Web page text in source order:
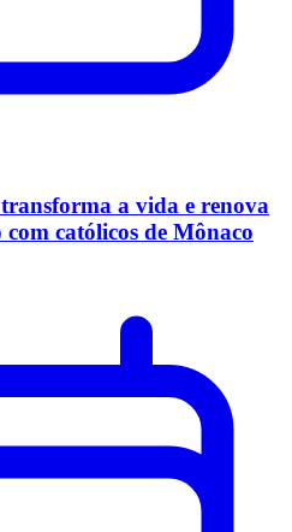
a vida e renova
com católicos de Mônaco